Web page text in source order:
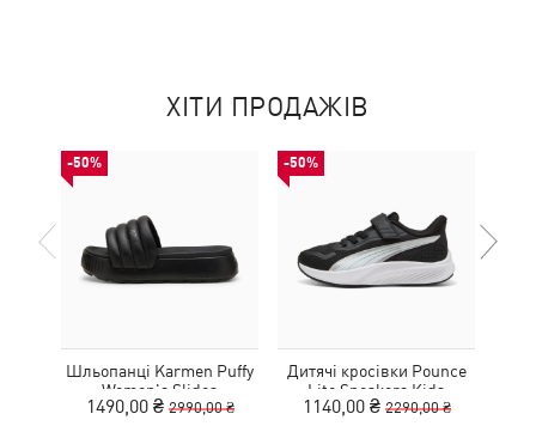
ХІТИ ПРОДАЖІВ
-50%
Шльопанці Karmen Puffy
Women's Slides
1490,00 ₴ 2990,00 ₴
-50%
Дитячі кросівки Pounce
Lite Sneakers Kids
1140,00 ₴ 2290,00 ₴